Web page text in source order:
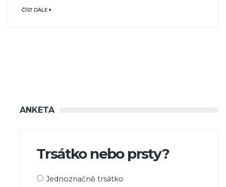
ČÍST DÁLE
ANKETA
Trsátko nebo prsty?
Možnosti
Jednoznačně trsátko